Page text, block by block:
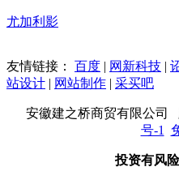
尤加利影
友情链接： 百度 | 网新科技 |
站设计 | 网站制作 | 采买吧
安徽建之桥商贸有限公司
号-1
投资有风